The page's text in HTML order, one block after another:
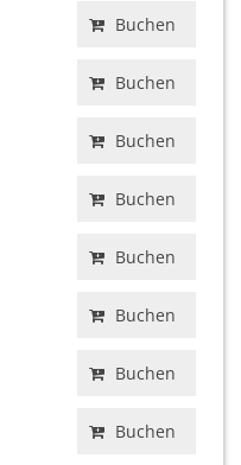
Buchen
Buchen
Buchen
Buchen
Buchen
Buchen
Buchen
Buchen